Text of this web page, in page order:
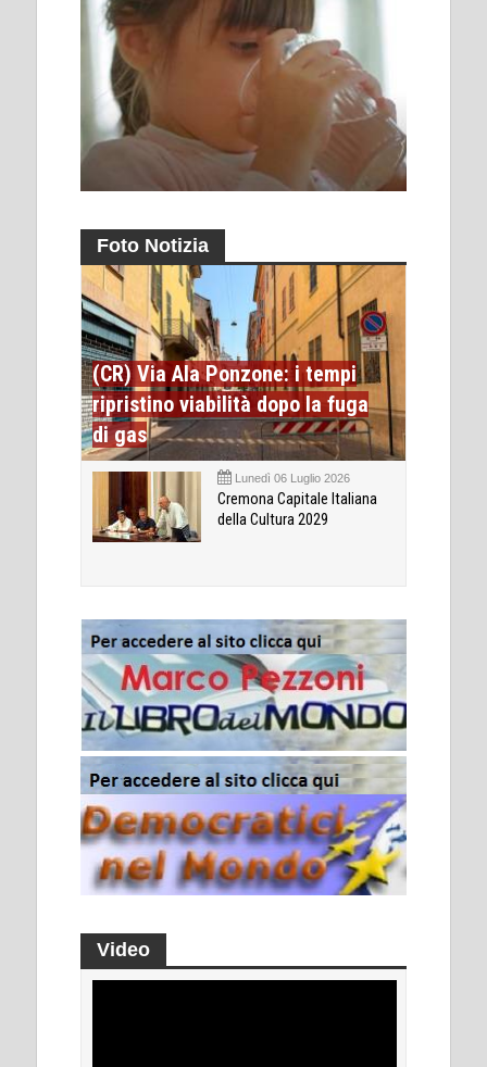
Foto Notizia
(CR) Via Ala Ponzone: i tempi
ripristino viabilità dopo la fuga
di gas
Lunedì 06 Luglio 2026
Cremona Capitale Italiana
della Cultura 2029
Video